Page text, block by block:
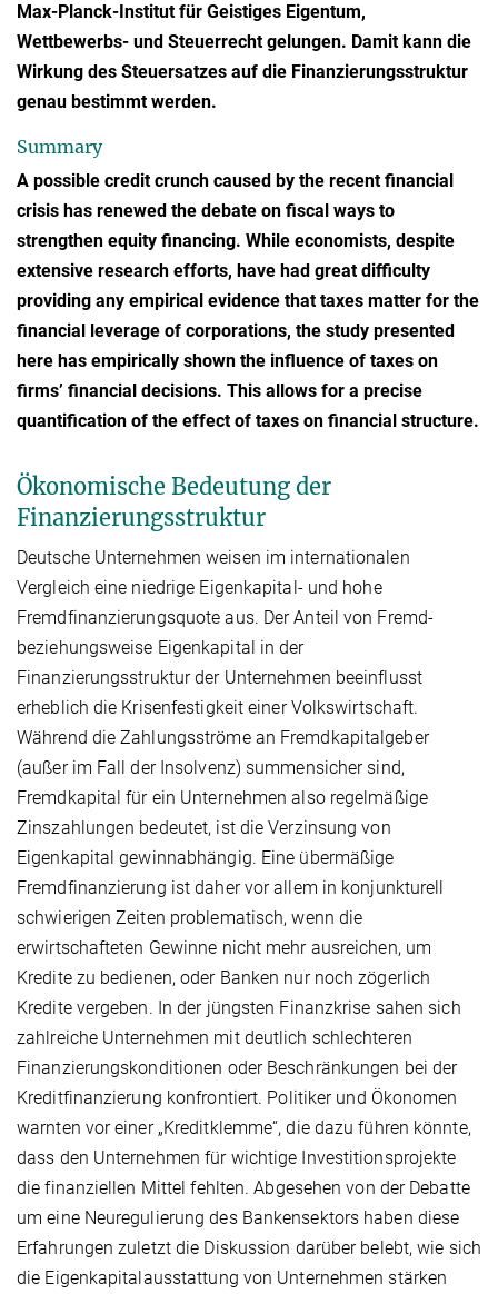
Max-Planck-Institut für Geistiges Eigentum,
Wettbewerbs- und Steuerrecht gelungen. Damit kann die
Wirkung des Steuersatzes auf die Finanzierungsstruktur
genau bestimmt werden.
Summary
A possible credit crunch caused by the recent financial
crisis has renewed the debate on fiscal ways to
strengthen equity financing. While economists, despite
extensive research efforts, have had great difficulty
providing any empirical evidence that taxes matter for the
financial leverage of corporations, the study presented
here has empirically shown the influence of taxes on
firms’ financial decisions. This allows for a precise
quantification of the effect of taxes on financial structure.
Ökonomische Bedeutung der
Finanzierungsstruktur
Deutsche Unternehmen weisen im internationalen
Vergleich eine niedrige Eigenkapital- und hohe
Fremdfinanzierungsquote aus. Der Anteil von Fremd-
beziehungsweise Eigenkapital in der
Finanzierungsstruktur der Unternehmen beeinflusst
erheblich die Krisenfestigkeit einer Volkswirtschaft.
Während die Zahlungsströme an Fremdkapitalgeber
(außer im Fall der Insolvenz) summensicher sind,
Fremdkapital für ein Unternehmen also regelmäßige
Zinszahlungen bedeutet, ist die Verzinsung von
Eigenkapital gewinnabhängig. Eine übermäßige
Fremdfinanzierung ist daher vor allem in konjunkturell
schwierigen Zeiten problematisch, wenn die
erwirtschafteten Gewinne nicht mehr ausreichen, um
Kredite zu bedienen, oder Banken nur noch zögerlich
Kredite vergeben. In der jüngsten Finanzkrise sahen sich
zahlreiche Unternehmen mit deutlich schlechteren
Finanzierungskonditionen oder Beschränkungen bei der
Kreditfinanzierung konfrontiert. Politiker und Ökonomen
warnten vor einer „Kreditklemme“, die dazu führen könnte,
dass den Unternehmen für wichtige Investitionsprojekte
die finanziellen Mittel fehlten. Abgesehen von der Debatte
um eine Neuregulierung des Bankensektors haben diese
Erfahrungen zuletzt die Diskussion darüber belebt, wie sich
die Eigenkapitalausstattung von Unternehmen stärken